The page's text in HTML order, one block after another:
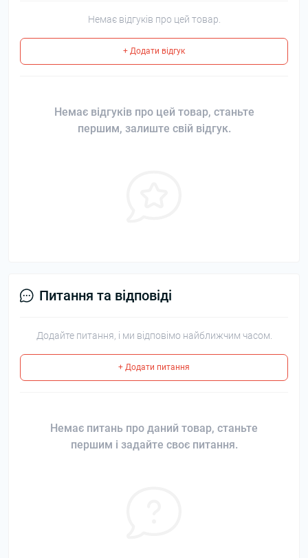
Немає відгуків про цей товар.
+ Додати відгук
Немає відгуків про цей товар, станьте
першим, залиште свій відгук.
Питання та відповіді
Додайте питання, і ми відповімо найближчим часом.
+ Додати питання
Немає питань про даний товар, станьте
першим і задайте своє питання.